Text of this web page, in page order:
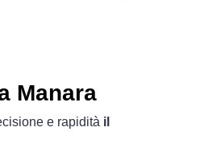
Manara
e rapidità il